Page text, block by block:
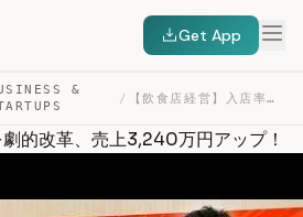
Get App
&
/ 【飲食店経営】入店率を劇的改革、売上3,240万円アップ！ — TRANSCRIPT
劇的改革、売上3,240万円アップ！